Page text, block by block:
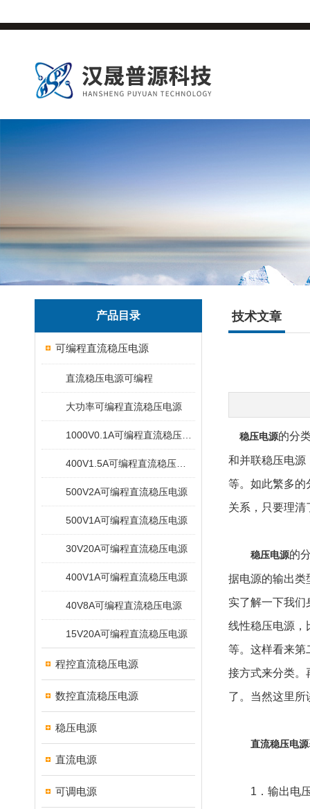
产品目录
可编程直流稳压电源
直流稳压电源可编程
大功率可编程直流稳压电源
500V2A可编程直流稳压电源
500V1A可编程直流稳压电源
30V20A可编程直流稳压电源
400V1A可编程直流稳压电源
40V8A可编程直流稳压电源
15V20A可编程直流稳压电源
程控直流稳压电源
数控直流稳压电源
稳压电源
直流电源
可调电源
技术文章
稳压电源的分
和并联稳压电源
等。如此繁多的
关系，只要理清
稳压电源的
据电源的输出类
实了解一下我
线性稳压电源，
等。这样看来第
接方式来分类。
了。当然这里
直流稳压电源
1．输出电压